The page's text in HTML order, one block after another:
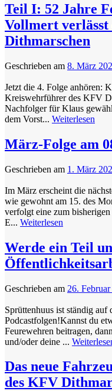
Teil I: 52 Jahre
Vollmert verlässt
Dithmarschen
Geschrieben am 8. März
Jetzt die 4. Folge anhören:
Kreiswehrführer des KFV
Nachfolger für Klaus
dem Vorst... Weiterlesen
März-Folge am
Geschrieben am 1. März
Im März erscheint die
wie gewohnt am 15. des
verfolgt eine zum
E... Weiterlesen
Werde ein Teil
Geschrieben am 26.
Sprüttenhuus ist ständig auf
Podcastfolgen!Kannst du
Feurewehren beitragen,
und/oder deine ...
Das neue
des KFV